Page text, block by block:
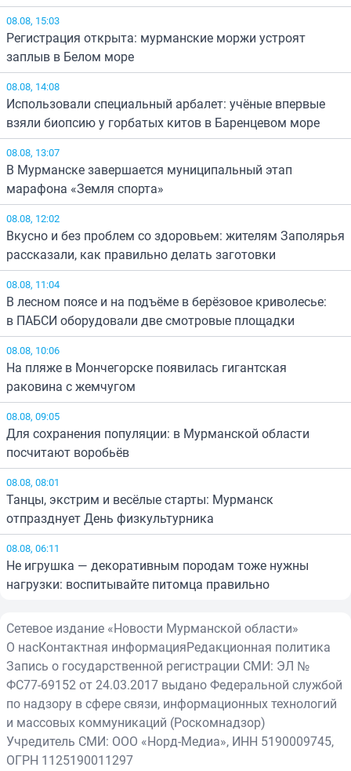
08.08, 15:03
Регистрация открыта: мурманские моржи устроят
заплыв в Белом море
08.08, 14:08
Использовали специальный арбалет: учёные впервые
взяли биопсию у горбатых китов в Баренцевом море
08.08, 13:07
В Мурманске завершается муниципальный этап
марафона «Земля спорта»
08.08, 12:02
Вкусно и без проблем со здоровьем: жителям Заполярья
рассказали, как правильно делать заготовки
08.08, 11:04
В лесном поясе и на подъёме в берёзовое криволесье:
в ПАБСИ оборудовали две смотровые площадки
08.08, 10:06
На пляже в Мончегорске появилась гигантская
раковина с жемчугом
08.08, 09:05
Для сохранения популяции: в Мурманской области
посчитают воробьёв
08.08, 08:01
Танцы, экстрим и весёлые старты: Мурманск
отпразднует День физкультурника
08.08, 06:11
Не игрушка — декоративным породам тоже нужны
нагрузки: воспитывайте питомца правильно
Сетевое издание «Новости Мурманской области»
О насКонтактная информацияРедакционная политика
Запись о государственной регистрации СМИ: ЭЛ №
ФС77-69152 от 24.03.2017 выдано Федеральной службой
по надзору в сфере связи, информационных технологий
и массовых коммуникаций (Роскомнадзор)
Учредитель СМИ: ООО «Норд-Медиа», ИНН 5190009745,
ОГРН 1125190011297